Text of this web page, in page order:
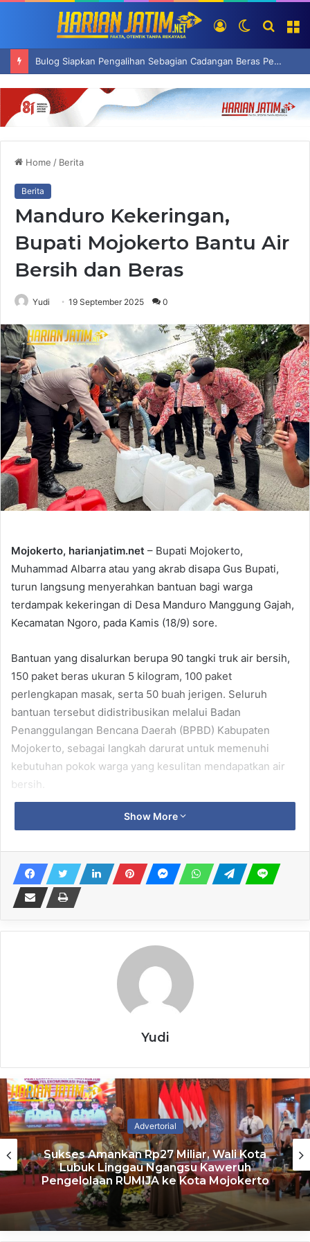
Search
for
Switch
skin
Log
In
Bulog Siapkan Pengalihan Sebagian Cadangan Beras Pemerintah Jadi Premium
Home / Berita
Berita
Manduro Kekeringan,
Bupati Mojokerto Bantu Air
Bersih dan Beras
Yudi 19 September 2025 0
Mojokerto, harianjatim.net – Bupati Mojokerto,
Muhammad Albarra atau yang akrab disapa Gus Bupati,
turun langsung menyerahkan bantuan bagi warga
terdampak kekeringan di Desa Manduro Manggung Gajah,
Kecamatan Ngoro, pada Kamis (18/9) sore.
Bantuan yang disalurkan berupa 90 tangki truk air bersih,
150 paket beras ukuran 5 kilogram, 100 paket
perlengkapan masak, serta 50 buah jerigen. Seluruh
bantuan tersebut didistribusikan melalui Badan
Penanggulangan Bencana Daerah (BPBD) Kabupaten
Mojokerto, sebagai langkah darurat untuk memenuhi
kebutuhan pokok warga yang kesulitan mendapatkan air
bersih.
Ribuan Obat Ilegal Hasil Sitaan Senilai
Ratusan Juta Rupiah Dimusnahkan di
Cadangan Beras Pemerintah Jadi
Premium
7 August 2026
Komnas HAM Usul Badan Khusus
Dinkes Kota Madiun Gelar Skrining
Tuberkulosis di Lapas Kelas I
7 August 2026
Penyerahan bantuan berlangsung di Balai Desa Manduro
Manggung Gajah dengan dihadiri Kalaksa BPBD Kabupaten
Mojokerto, Rinaldi Rizal Sabirin, bersama jajaran Forum
Komunikasi Pimpinan Kecamatan (Forkopimca) Ngoro.
Show More
Yudi
Advertorial
Sukses Amankan Rp27 Miliar, Wali Kota
Lubuk Linggau Ngangsu Kaweruh
Pengelolaan RUMIJA ke Kota Mojokerto